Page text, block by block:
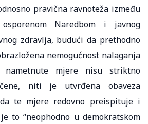
pravična ravnoteža između
Naredbom i javnog
zdravlja, budući da prethodno
nemogućnost nalaganja
mjere nisu striktno
niti je utvrđena obaveza
te mjere redovno preispituje i
to “neophodno u demokratskom